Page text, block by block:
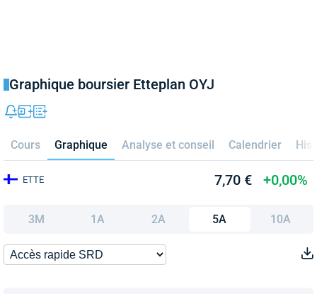
Graphique boursier Etteplan OYJ
Cours Graphique Analyse et conseil Calendrier
ETTE 7,70 € +0,00%
3M 1A 2A 5A 10A